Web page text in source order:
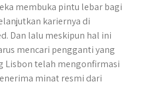
membuka pintu lebar bagi
kariernya di
Dan lalu meskipun hal ini
mencari pengganti yang
Lisbon telah mengonfirmasi
minat resmi dari